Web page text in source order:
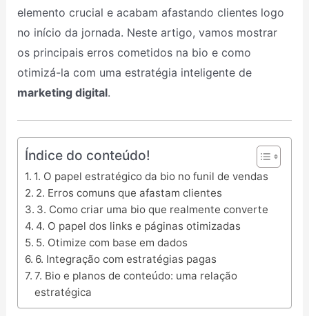
elemento crucial e acabam afastando clientes logo
no início da jornada. Neste artigo, vamos mostrar
os principais erros cometidos na bio e como
otimizá-la com uma estratégia inteligente de
marketing digital.
Índice do conteúdo!
1. O papel estratégico da bio no funil de vendas
2. Erros comuns que afastam clientes
3. Como criar uma bio que realmente converte
4. O papel dos links e páginas otimizadas
5. Otimize com base em dados
6. Integração com estratégias pagas
7. Bio e planos de conteúdo: uma relação
estratégica